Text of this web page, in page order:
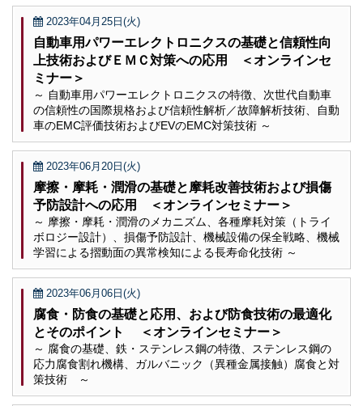
2023年04月25日(火)
自動車用パワーエレクトロニクスの基礎と信頼性向
上技術およびＥＭＣ対策への応用 ＜オンラインセ
ミナー＞
～ 自動車用パワーエレクトロニクスの特徴、次世代自動車
の信頼性の国際規格および信頼性解析／故障解析技術、自動
車のEMC評価技術およびEVのEMC対策技術 ～
2023年06月20日(火)
摩擦・摩耗・潤滑の基礎と摩耗改善技術および損傷
予防設計への応用 ＜オンラインセミナー＞
～ 摩擦・摩耗・潤滑のメカニズム、各種摩耗対策（トライ
ボロジー設計）、損傷予防設計、機械設備の保全戦略、機械
学習による摺動面の異常検知による長寿命化技術 ～
2023年06月06日(火)
腐食・防食の基礎と応用、および防食技術の最適化
とそのポイント ＜オンラインセミナー＞
～ 腐食の基礎、鉄・ステンレス鋼の特徴、ステンレス鋼の
応力腐食割れ機構、ガルバニック（異種金属接触）腐食と対
策技術 ～